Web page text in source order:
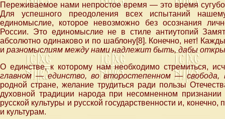
Переживаемое нами непростое время — это время
Для успешного преодоления всех испытаний
единомыслие, которое невозможно без осознания
России. Это единомыслие не в стиле антиутопий
абсолютно одинаково и по шаблону[8]. Конечно, нет!
и разномыслиям между нами надлежит быть, дабы
О единстве, к которому нам необходимо стремиться,
главном — единство, во второстепенном —
родной стране, желание трудиться ради пользы
духовной традиции народа при несомненном
русской культуры и русской государственности и,
и культурам.